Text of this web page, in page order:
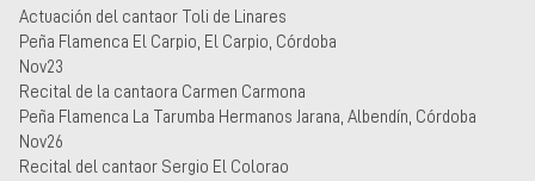
Actuación del cantaor Toli de Linares
Peña Flamenca El Carpio, El Carpio, Córdoba
Nov23
Recital de la cantaora Carmen Carmona
Peña Flamenca La Tarumba Hermanos Jarana, Albendín, Córdoba
Nov26
Recital del cantaor Sergio El Colorao